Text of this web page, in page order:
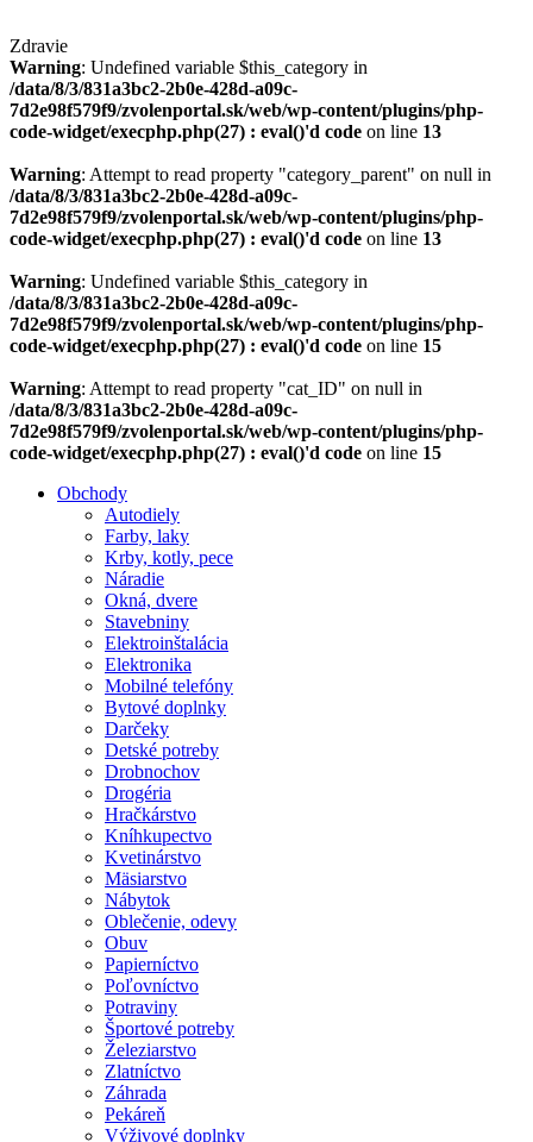
Zdravie
Warning: Undefined variable $this_category in
/data/8/3/831a3bc2-2b0e-428d-a09c-
7d2e98f579f9/zvolenportal.sk/web/wp-content/plugins/php-
code-widget/execphp.php(27) : eval()'d code on line 13
Warning: Attempt to read property "category_parent" on null in
/data/8/3/831a3bc2-2b0e-428d-a09c-
7d2e98f579f9/zvolenportal.sk/web/wp-content/plugins/php-
code-widget/execphp.php(27) : eval()'d code on line 13
Warning: Undefined variable $this_category in
/data/8/3/831a3bc2-2b0e-428d-a09c-
7d2e98f579f9/zvolenportal.sk/web/wp-content/plugins/php-
code-widget/execphp.php(27) : eval()'d code on line 15
Warning: Attempt to read property "cat_ID" on null in
/data/8/3/831a3bc2-2b0e-428d-a09c-
7d2e98f579f9/zvolenportal.sk/web/wp-content/plugins/php-
code-widget/execphp.php(27) : eval()'d code on line 15
Obchody
Autodiely
Farby, laky
Krby, kotly, pece
Náradie
Okná, dvere
Stavebniny
Elektroinštalácia
Elektronika
Mobilné telefóny
Bytové doplnky
Darčeky
Detské potreby
Drobnochov
Drogéria
Hračkárstvo
Kníhkupectvo
Kvetinárstvo
Mäsiarstvo
Nábytok
Oblečenie, odevy
Obuv
Papierníctvo
Poľovníctvo
Potraviny
Športové potreby
Železiarstvo
Zlatníctvo
Záhrada
Pekáreň
Výživové doplnky